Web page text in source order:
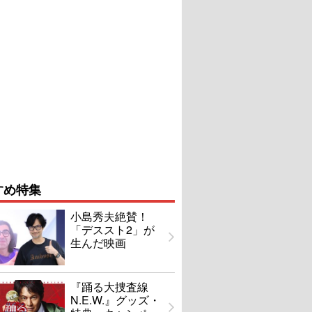
特集
小島秀夫絶賛！
「デススト2」が
生んだ映画
『踊る大捜査線
N.E.W.』グッズ・